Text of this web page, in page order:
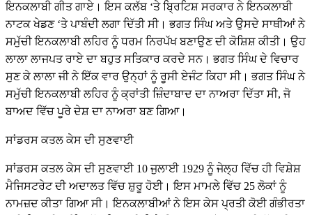
ਇਨਕਲਾਬੀ ਗੀਤ ਗਾਏ। ਇਸ ਕਲੱਬ ‘ਤੇ ਬ੍ਰਿਟਿਸ਼ ਸਰਕਾਰ ਨੇ ਇਨਕਲਾਬੀ
ਨਾਟਕ ਖੇਡਣ ‘ਤੇ ਪਾਬੰਦੀ ਲਗਾ ਦਿੱਤੀ ਸੀ। ਭਗਤ ਸਿੰਘ ਅਤੇ ਉਸਦੇ ਸਾਥੀਆਂ ਨੇ
ਸਮੁੱਚੀ ਇਨਕਲਾਬੀ ਲਹਿਰ ਨੂੰ ਧਰਮ ਨਿਰਪੱਖ ਬਣਾਉਣ ਦੀ ਕੋਸ਼ਿਸ਼ ਕੀਤੀ। ਉਹ
ਲਾਲਾ ਲਾਜਪਤ ਰਾਏ ਦਾ ਬਹੁਤ ਸਤਿਕਾਰ ਕਰਦੇ ਸਨ। ਭਗਤ ਸਿੰਘ ਦੇ ਵਿਚਾਰ
ਸੁਣ ਕੇ ਲਾਲਾ ਜੀ ਨੇ ਇੱਕ ਵਾਰ ਉਨ੍ਹਾਂ ਨੂੰ ਰੂਸੀ ਏਜੰਟ ਕਿਹਾ ਸੀ। ਭਗਤ ਸਿੰਘ ਨੇ
ਸਮੁੱਚੀ ਇਨਕਲਾਬੀ ਲਹਿਰ ਨੂੰ ਕ੍ਰਾਂਤੀ ਜ਼ਿੰਦਾਬਾਦ ਦਾ ਨਾਅਰਾ ਦਿੱਤਾ ਸੀ, ਜੋ
ਬਾਅਦ ਵਿੱਚ ਪੂਰੇ ਦੇਸ਼ ਦਾ ਨਾਅਰਾ ਬਣ ਗਿਆ।
ਸਾਂਡਰਸ ਕਤਲ ਕੇਸ ਦੀ ਸੁਣਵਾਈ
ਸਾਂਡਰਸ ਕਤਲ ਕੇਸ ਦੀ ਸੁਣਵਾਈ 10 ਜੁਲਾਈ 1929 ਨੂੰ ਜੇਲ੍ਹ ਵਿੱਚ ਹੀ ਵਿਸ਼ੇਸ਼
ਮੈਜਿਸਟਰੇਟ ਦੀ ਅਦਾਲਤ ਵਿੱਚ ਸ਼ੁਰੂ ਹੋਈ। ਇਸ ਮਾਮਲੇ ਵਿੱਚ 25 ਲੋਕਾਂ ਨੂੰ
ਨਾਮਜ਼ਦ ਕੀਤਾ ਗਿਆ ਸੀ। ਇਨਕਲਾਬੀਆਂ ਨੇ ਇਸ ਕੇਸ ਪ੍ਰਤੀ ਕੋਈ ਗੰਭੀਰਤਾ